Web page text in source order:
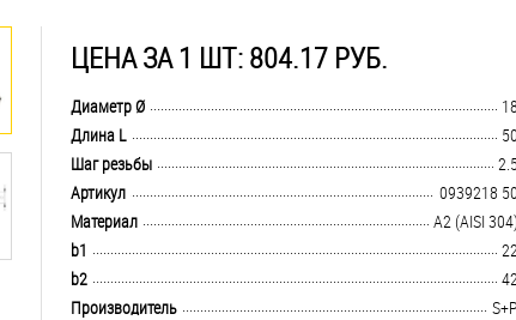
ЦЕНА ЗА 1 ШТ: 804.17 РУБ.
Диаметр Ø
18
Длина L
50
Шаг резьбы
Артикул
0939218 50
Материал
А2 (AISI
b1
b2
Производитель
S+P